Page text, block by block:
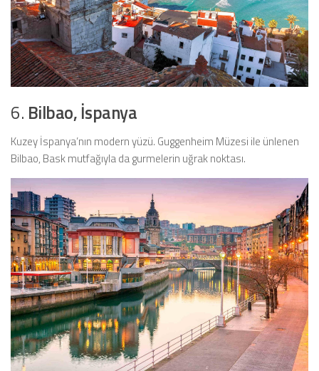
6. Bilbao, İspanya
Kuzey İspanya’nın modern yüzü. Guggenheim Müzesi ile ünlenen
Bilbao, Bask mutfağıyla da gurmelerin uğrak noktası.